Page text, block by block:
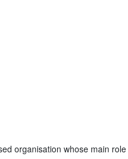
organisation whose main role